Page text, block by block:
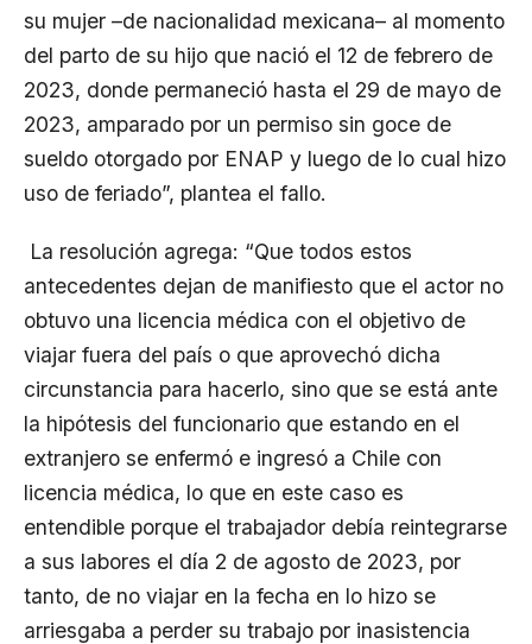
su mujer –de nacionalidad mexicana– al momento
del parto de su hijo que nació el 12 de febrero de
2023, donde permaneció hasta el 29 de mayo de
2023, amparado por un permiso sin goce de
sueldo otorgado por ENAP y luego de lo cual hizo
uso de feriado”, plantea el fallo.
La resolución agrega: “Que todos estos
antecedentes dejan de manifiesto que el actor no
obtuvo una licencia médica con el objetivo de
viajar fuera del país o que aprovechó dicha
circunstancia para hacerlo, sino que se está ante
la hipótesis del funcionario que estando en el
extranjero se enfermó e ingresó a Chile con
licencia médica, lo que en este caso es
entendible porque el trabajador debía reintegrarse
a sus labores el día 2 de agosto de 2023, por
tanto, de no viajar en la fecha en lo hizo se
arriesgaba a perder su trabajo por inasistencia